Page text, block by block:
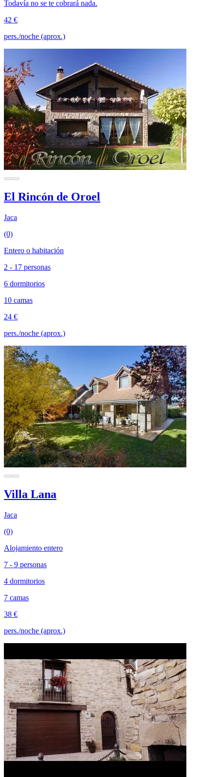
Todavía no se te cobrará nada.
42 €
pers./noche (aprox.)
El Rincón de Oroel
Jaca
(0)
Entero o habitación
2 - 17 personas
6 dormitorios
10 camas
24 €
pers./noche (aprox.)
Villa Lana
Jaca
(0)
Alojamiento entero
7 - 9 personas
4 dormitorios
7 camas
38 €
pers./noche (aprox.)